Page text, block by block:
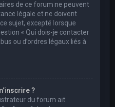
de ce forum ne peuvent
légale et ne doivent
sujet, excepté lorsque
« Qui dois-je contacter
ou d’ordres légaux liés à
?
du forum ait